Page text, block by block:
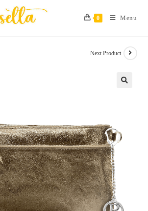
0 Menu
Next Product